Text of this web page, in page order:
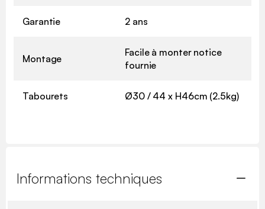
Garantie 2 ans
Montage
Facile à monter notice
fournie
Tabourets Ø30 / 44 x H46cm (2.5kg)
Informations techniques